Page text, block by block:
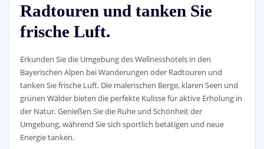
Radtouren und tanken Sie
frische Luft.
Erkunden Sie die Umgebung des Wellnesshotels in den
Bayerischen Alpen bei Wanderungen oder Radtouren und
tanken Sie frische Luft. Die malerischen Berge, klaren Seen und
grünen Wälder bieten die perfekte Kulisse für aktive Erholung in
der Natur. Genießen Sie die Ruhe und Schönheit der
Umgebung, während Sie sich sportlich betätigen und neue
Energie tanken.